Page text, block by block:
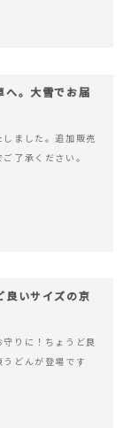
へ。大雪でお届
ました。追加販売
了承ください。
良いサイズの京
りに！ちょうど良
どんが登場です